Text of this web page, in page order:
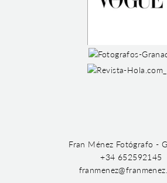
Fran Ménez Fotógrafo -
+34 652592145